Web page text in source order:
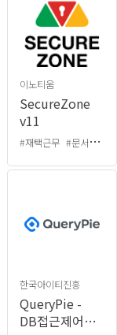
이노티움
SecureZone
v11
#재택근무 #문서유출방지
한국아이티진흥
QueryPie -
DB접근제어